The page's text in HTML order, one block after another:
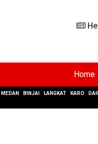
Home
MEDAN BINJAI LANGKAT KARO